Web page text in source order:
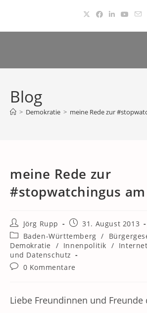
springen
Blog
> Demokratie > meine Rede zur
meine Rede zur
#stopwatchingus am
Beitrags-
Autor:
Jörg Rupp
Beitrag
veröffentlicht:
31. August 2013
Beitrags-
Kategorie:
Baden-Württemberg /
Demokratie
/ Innenpolitik / Internet
und Datenschutz
Beitrags-
0 Kommentare
Liebe Freundinnen und Freunde